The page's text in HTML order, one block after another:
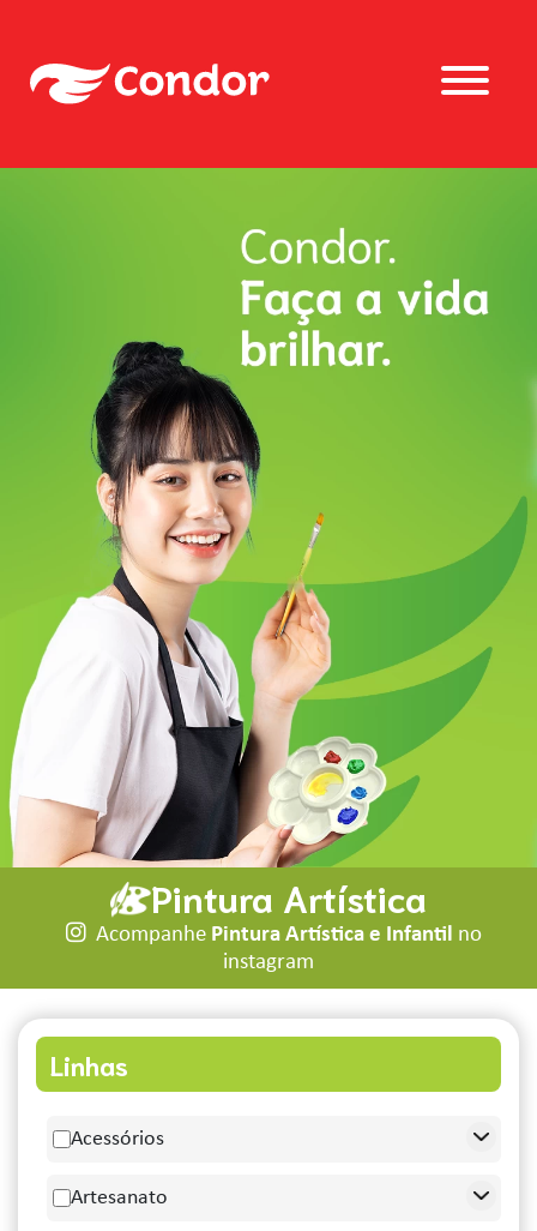
Pintura Artística
Acompanhe Pintura Artística e Infantil no
instagram
Linhas
Acessórios
Artesanato